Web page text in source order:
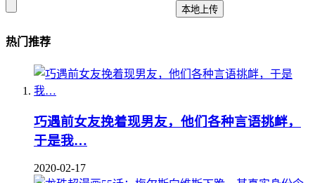
本地上传
热门推荐
巧遇前女友挽着现男友，他们各种言语挑衅，
于是我…
2020-02-17